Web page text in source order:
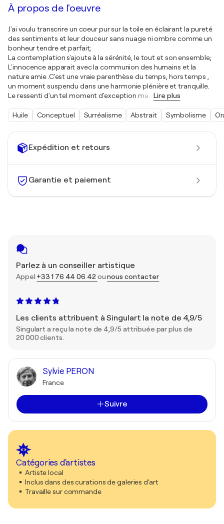
Expédition et retours
Garantie et paiement
Parlez à un conseiller artistique
Appel +33 1 76 44 06 42 ounous contacter
Les clients attribuent à Singulart la note de 4,9/5
Singulart a reçu la note de 4,9/5 attribuée par plus de
20 000 clients.
Sylvie PERON
France
Suivre
Catégories d'artistes
Artiste local
Inclus dans des curations de galeries d'art
Travaille sur commande
À propos de l'oeuvre
J'ai voulu transcrire un coeur pur sur la toile en éclairant la pureté
des sentiments et leur douceur sans nuage ni ombre comme un
bonheur tendre et parfait;
La contemplation s'ajoute à la sérénité, le tout et son ensemble;
L'innocence apparait avec la communion des humains et la
nature amie .C'est une vraie parenthèse du temps, hors temps ,
un moment suspendu dans une harmonie plénière et tranquille.
Le ressenti d'un tel moment d'exception ma
Lire plus
Huile Conceptuel Surréalisme Abstrait Symbolisme